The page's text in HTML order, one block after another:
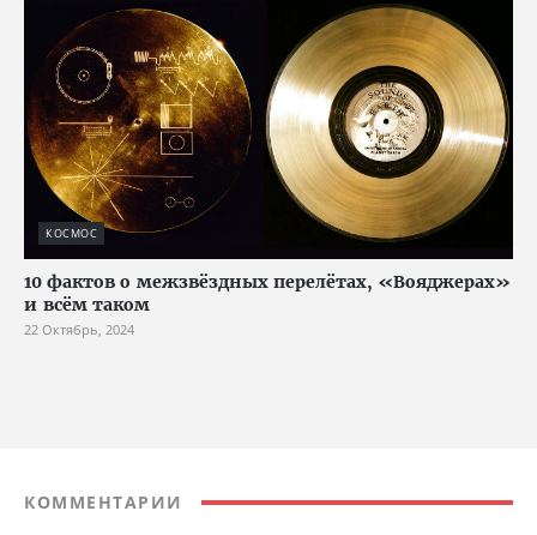
КОСМОС
10 фактов о межзвёздных перелётах, «Вояджерах»
и всём таком
22 Октябрь, 2024
КОММЕНТАРИИ